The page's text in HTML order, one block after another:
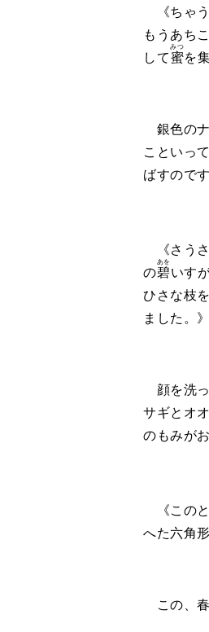
《ちゃう
もうあち
して蜜
みつ
を
銀色のナ
こといっ
ばすので
《さうさ
の碧
あを
いす
ひさな枝
ました。》
顔を洗っ
サギとオ
のもみが
《このと
へた六角
この、春